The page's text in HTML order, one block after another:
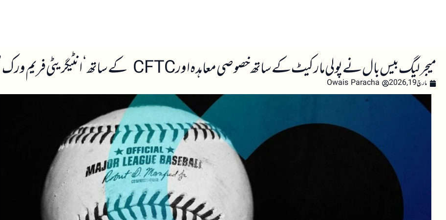
میجر لیگ بیس بال نے پولی مارکیٹ کے ساتھ خصوصی معاہدہ اور CFTC کے ساتھ ‘انٹیگریٹی فریم ورک’ پر دستخط کیے
مارچ 19, 2026 Owais Paracha